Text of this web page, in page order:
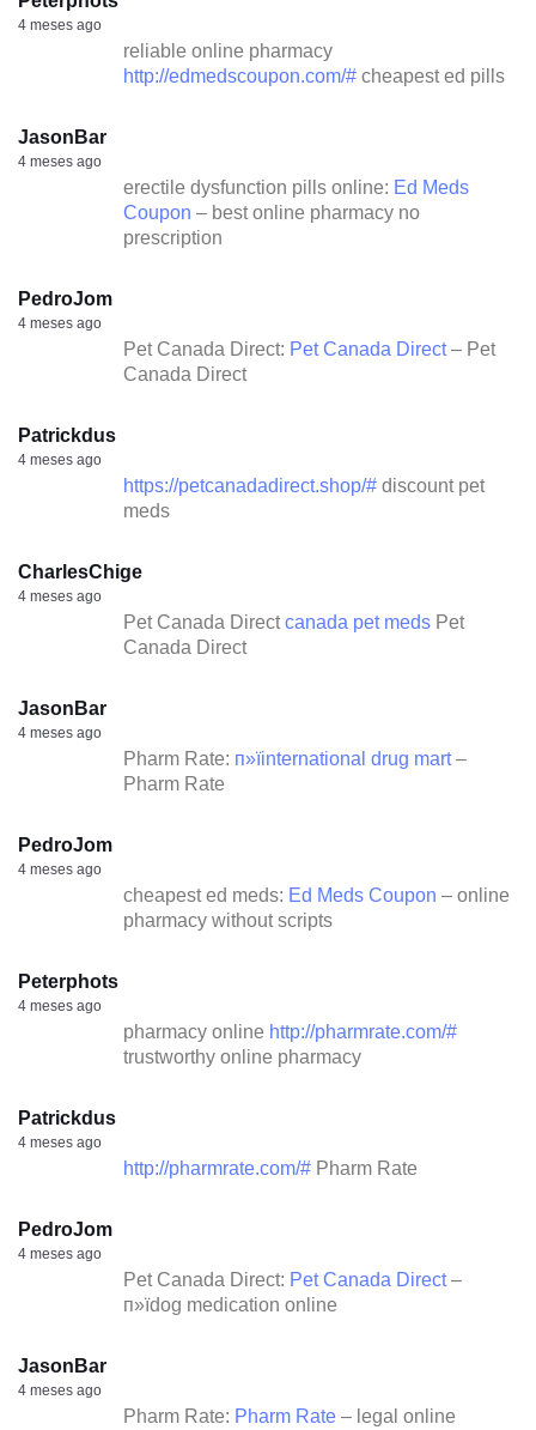
4 meses ago
reliable online pharmacy
http://edmedscoupon.com/# cheapest ed pills
JasonBar
4 meses ago
erectile dysfunction pills online: Ed Meds
Coupon – best online pharmacy no
prescription
PedroJom
4 meses ago
Pet Canada Direct: Pet Canada Direct– Pet
Canada Direct
Patrickdus
4 meses ago
https://petcanadadirect.shop/# discount pet
meds
CharlesChige
4 meses ago
Pet Canada Directcanada pet meds Pet
Canada Direct
JasonBar
4 meses ago
Pharm Rate: п»їinternational drug mart–
Pharm Rate
PedroJom
4 meses ago
cheapest ed meds: Ed Meds Coupon – online
pharmacy without scripts
Peterphots
4 meses ago
pharmacy online http://pharmrate.com/#
trustworthy online pharmacy
Patrickdus
4 meses ago
http://pharmrate.com/# Pharm Rate
PedroJom
4 meses ago
Pet Canada Direct: Pet Canada Direct–
п»їdog medication online
JasonBar
4 meses ago
Pharm Rate: Pharm Rate – legal online